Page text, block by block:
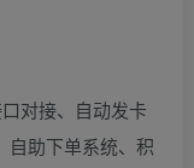
对接、自动发卡
自助下单系统、积